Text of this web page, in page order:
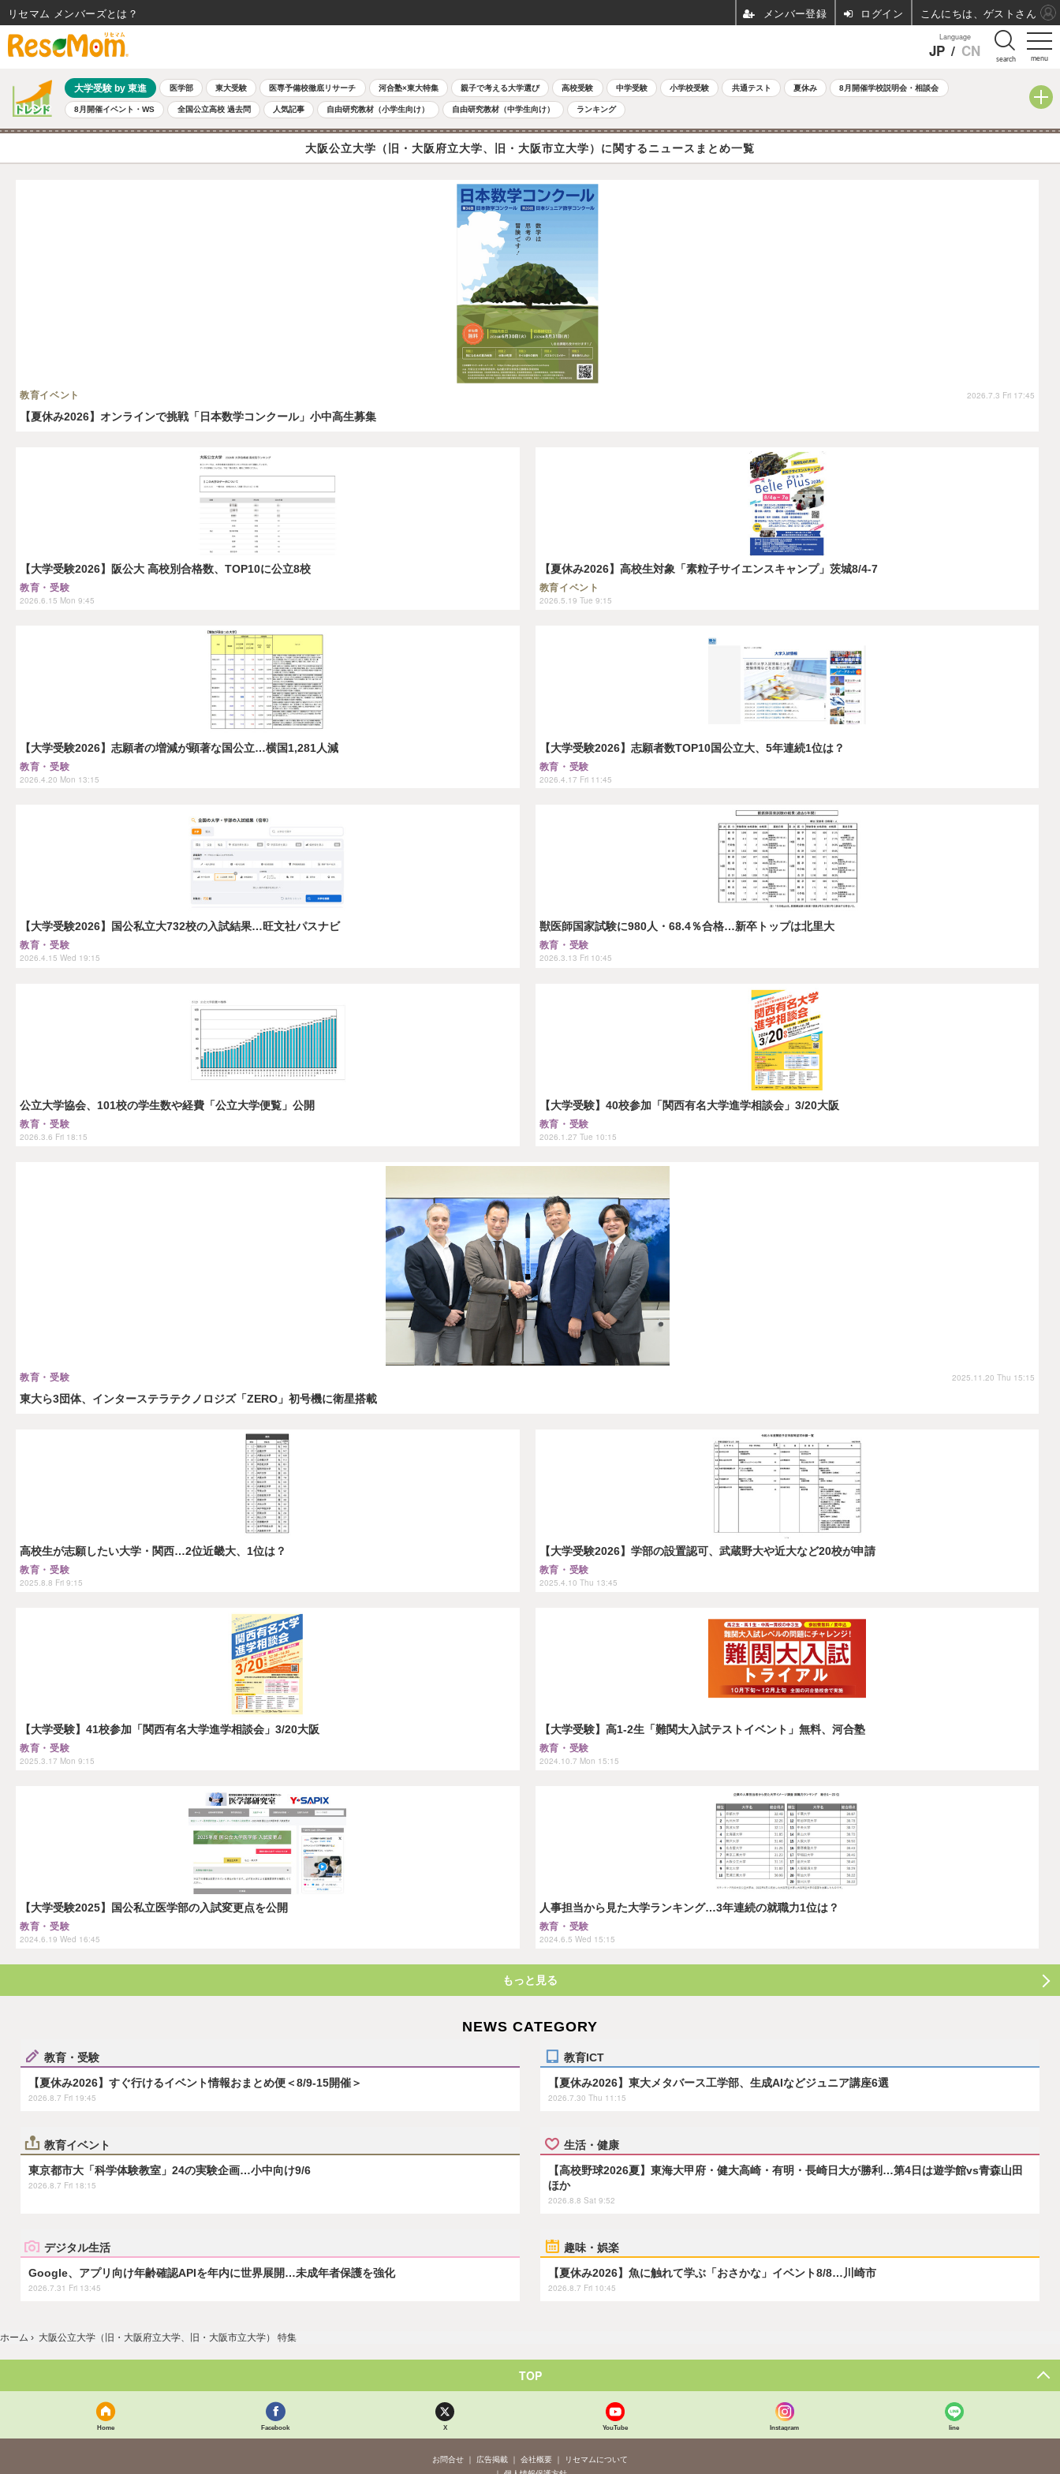
menu
Language
JP / CN search
大学受験 by 東進 医学部 東大受験 医専予備校徹底リサーチ 河合塾×東大特集 親子で考える大学選び 高校受験 中学受験 小学校受験 共通テスト 夏休み 8月開催学校説明会・相談会
8月開催イベント・WS 全国公立高校 過去問 人気記事 自由研究教材（小学生向け） 自由研究教材（中学生向け） ランキング
大阪公立大学（旧・大阪府立大学、旧・大阪市立大学）に関するニュースまとめ一覧
【夏休み2026】オンラインで挑戦「日本数学コンクール」小中高生募集
教育イベント 2026.7.3 Fri 17:45
【大学受験2026】阪公大 高校別合格数、TOP10に公立8校
教育・受験
2026.6.15 Mon 9:45
【夏休み2026】高校生対象「素粒子サイエンスキャンプ」茨城8/4-7
教育イベント
2026.5.19 Tue 9:15
【大学受験2026】志願者の増減が顕著な国公立…横国1,281人減
教育・受験
2026.4.20 Mon 13:15
【大学受験2026】志願者数TOP10国公立大、5年連続1位は？
教育・受験
2026.4.17 Fri 11:45
【大学受験2026】国公私立大732校の入試結果…旺文社パスナビ
教育・受験
2026.4.15 Wed 19:15
獣医師国家試験に980人・68.4％合格…新卒トップは北里大
教育・受験
2026.3.13 Fri 10:45
公立大学協会、101校の学生数や経費「公立大学便覧」公開
教育・受験
2026.3.6 Fri 18:15
【大学受験】40校参加「関西有名大学進学相談会」3/20大阪
教育・受験
2026.1.27 Tue 10:15
東大ら3団体、インターステラテクノロジズ「ZERO」初号機に衛星搭載
教育・受験 2025.11.20 Thu 15:15
高校生が志願したい大学・関西…2位近畿大、1位は？
教育・受験
2025.8.8 Fri 9:15
【大学受験2026】学部の設置認可、武蔵野大や近大など20校が申請
教育・受験
2025.4.10 Thu 13:45
【大学受験】41校参加「関西有名大学進学相談会」3/20大阪
教育・受験
2025.3.17 Mon 9:15
【大学受験】高1-2生「難関大入試テストイベント」無料、河合塾
教育・受験
2024.10.7 Mon 15:15
【大学受験2025】国公私立医学部の入試変更点を公開
教育・受験
2024.6.19 Wed 16:45
人事担当から見た大学ランキング…3年連続の就職力1位は？
教育・受験
2024.6.5 Wed 15:15
もっと見る
NEWS CATEGORY
教育・受験
【夏休み2026】すぐ行けるイベント情報おまとめ便＜8/9-15開催＞
2026.8.7 Fri 19:45
教育ICT
【夏休み2026】東大メタバース工学部、生成AIなどジュニア講座6選
2026.7.30 Thu 11:15
教育イベント
東京都市大「科学体験教室」24の実験企画…小中向け9/6
2026.8.7 Fri 18:15
生活・健康
【高校野球2026夏】東海大甲府・健大高崎・有明・長崎日大が勝利…第4日は遊学館vs青森山田
ほか
2026.8.8 Sat 9:52
デジタル生活
Google、アプリ向け年齢確認APIを年内に世界展開…未成年者保護を強化
2026.7.31 Fri 13:45
趣味・娯楽
【夏休み2026】魚に触れて学ぶ「おさかな」イベント8/8…川崎市
2026.8.7 Fri 10:45
ホーム › 大阪公立大学（旧・大阪府立大学、旧・大阪市立大学） 特集
TOP
Home Facebook X YouTube Instagram line
お問合せ 広告掲載 会社概要
リセマムについて
リセマム メンバーズ ログイン こんにちは、ゲストさん